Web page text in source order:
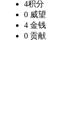
4积分
0 威望
4 金钱
0 贡献